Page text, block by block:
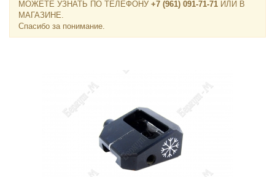
МОЖЕТЕ УЗНАТЬ ПО ТЕЛЕФОНУ +7 (961) 091-71-71 ИЛИ В
МАГАЗИНЕ.
Спасибо за понимание.